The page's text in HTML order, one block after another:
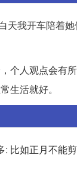
天我开车陪着
个人观点会有
生活就好。
比如正月不能